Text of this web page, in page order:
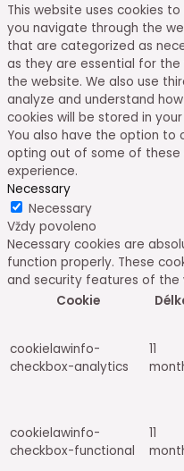
This website uses cookies
you navigate through the
that are categorized as
as they are essential for
the website. We also use
analyze and understand
cookies will be stored in
You also have the option
opting out of some of
experience.
Necessary
Necessary
Vždy povoleno
Necessary cookies are
function properly. These
and security features of the
Cookie
cookielawinfo-
checkbox-analytics
11
cookielawinfo-
checkbox-functional
11